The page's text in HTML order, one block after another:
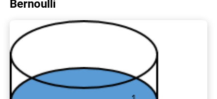
Bernoulli